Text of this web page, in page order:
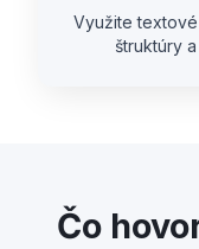
Využite
štruktúry
Čo